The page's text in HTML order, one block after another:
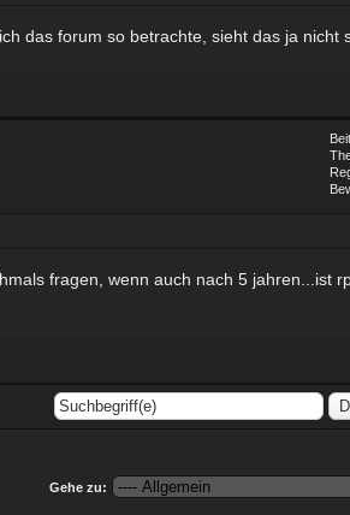
das forum so betrachte, sieht das ja nicht
fragen, wenn auch nach 5 jahren...ist
Gehe zu: